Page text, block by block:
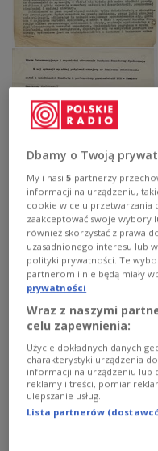
Dbamy o Twoją
My i nasi5 partnerzy
informacji na urządzeniu,
cookie w celu przetwarzania
zaakceptować swoje wybory
również skorzystać z prawa
uzasadnionego interesu lub
polityki prywatności. Te
partnerom i nie będą miały
prywatności
Wraz z naszymi
celu zapewnienia:
Użycie dokładnych danych
charakterystyki urządzenia
informacji na urządzeniu lub
reklamy i treści, pomiar
ulepszanie usług.
Lista partnerów